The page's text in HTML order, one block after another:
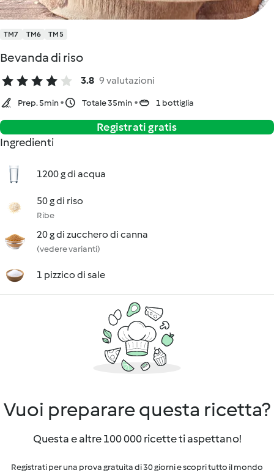
TM7 TM6 TM5
Bevanda di riso
3.8 9 valutazioni
Prep. 5min Totale 35min 1 bottiglia
Registrati gratis
Ingredienti
1200 g di acqua
50 g di riso
Ribe
20 g di zucchero di canna
(vedere varianti)
1 pizzico di sale
Vuoi preparare questa ricetta?
Questa e altre 100 000 ricette ti aspettano!
Registrati per una prova gratuita di 30 giorni e scopri tutto il mondo